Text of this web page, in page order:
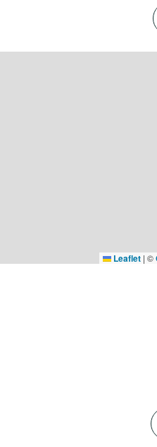
Leaflet | ©